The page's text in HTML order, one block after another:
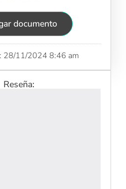
documento
28/11/2024 8:46 am
Reseña: